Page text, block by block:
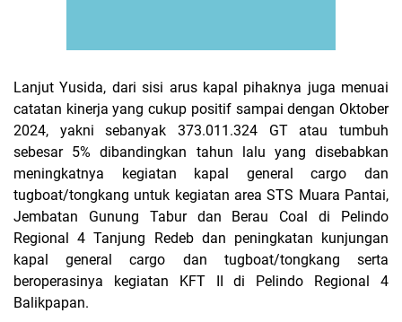
Lanjut Yusida, dari sisi arus kapal pihaknya juga menuai
catatan kinerja yang cukup positif sampai dengan Oktober
2024, yakni sebanyak 373.011.324 GT atau tumbuh
sebesar 5% dibandingkan tahun lalu yang disebabkan
meningkatnya kegiatan kapal general cargo dan
tugboat/tongkang untuk kegiatan area STS Muara Pantai,
Jembatan Gunung Tabur dan Berau Coal di Pelindo
Regional 4 Tanjung Redeb dan peningkatan kunjungan
kapal general cargo dan tugboat/tongkang serta
beroperasinya kegiatan KFT II di Pelindo Regional 4
Balikpapan.